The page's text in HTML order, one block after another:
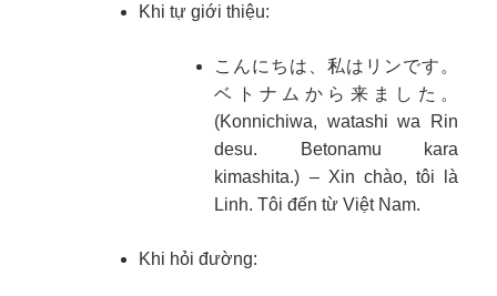
Khi tự giới thiệu:
こんにちは、私はリンです。
ベトナムから来ました。
(Konnichiwa, watashi wa Rin
desu. Betonamu kara
kimashita.) – Xin chào, tôi là
Linh. Tôi đến từ Việt Nam.
Khi hỏi đường: